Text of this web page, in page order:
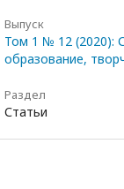
Выпуск
Том 1 № 12 (2020):
образование,
Раздел
Статьи